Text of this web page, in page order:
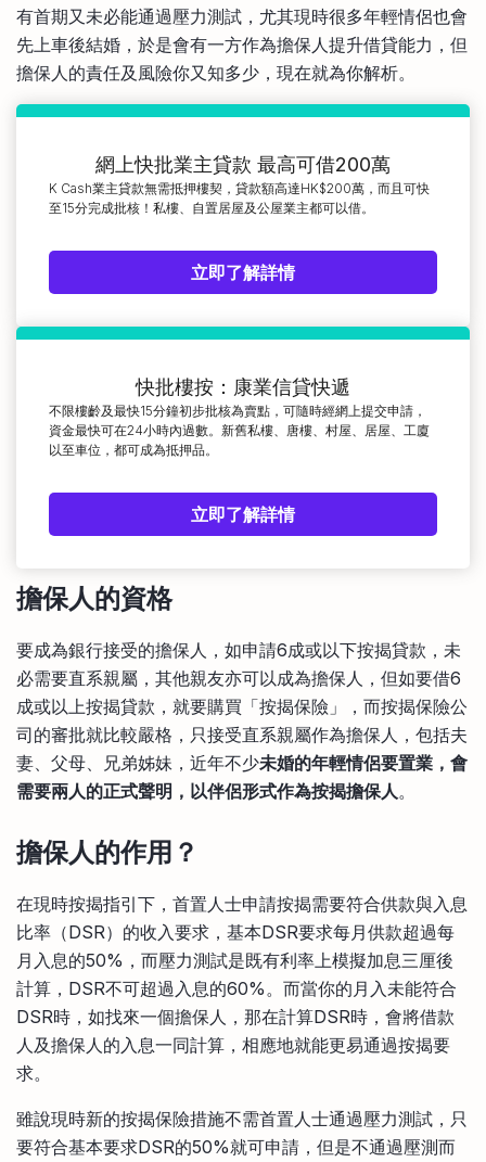
企業服務
有首期又未必能通過壓力測試，尤其現時很多年輕情侶也會
先上車後結婚，於是會有一方作為擔保人提升借貸能力，但
擔保人的責任及風險你又知多少，現在就為你解析。
網上快批業主貸款 最高可借200萬
K Cash業主貸款無需抵押樓契，貸款額高達HK$200萬，而且可快
至15分完成批核！私樓、自置居屋及公屋業主都可以借。
立即了解詳情
快批樓按：康業信貸快遞
不限樓齡及最快15分鐘初步批核為賣點，可隨時經網上提交申請，
資金最快可在24小時內過數。新舊私樓、唐樓、村屋、居屋、工廈
以至車位，都可成為抵押品。
立即了解詳情
擔保人的資格
要成為銀行接受的擔保人，如申請6成或以下按揭貸款，未
必需要直系親屬，其他親友亦可以成為擔保人，但如要借6
成或以上按揭貸款，就要購買「按揭保險」，而按揭保險公
司的審批就比較嚴格，只接受直系親屬作為擔保人，包括夫
妻、父母、兄弟姊妹，近年不少未婚的年輕情侶要置業，會
需要兩人的正式聲明，以伴侶形式作為按揭擔保人 。
擔保人的作用？
在現時按揭指引下，首置人士申請按揭需要符合供款與入息
比率（DSR）的收入要求，基本DSR要求每月供款超過每
月入息的50%，而壓力測試是既有利率上模擬加息三厘後
計算，DSR不可超過入息的60%。而當你的月入未能符合
DSR時，如找來一個擔保人，那在計算DSR時，會將借款
人及擔保人的入息一同計算，相應地就能更易通過按揭要
求。
雖說現時新的按揭保險措施不需首置人士通過壓力測試，只
要符合基本要求DSR的50%就可申請，但是不通過壓測而